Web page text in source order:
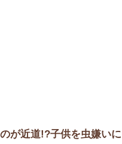
が近道!?子供を虫嫌い